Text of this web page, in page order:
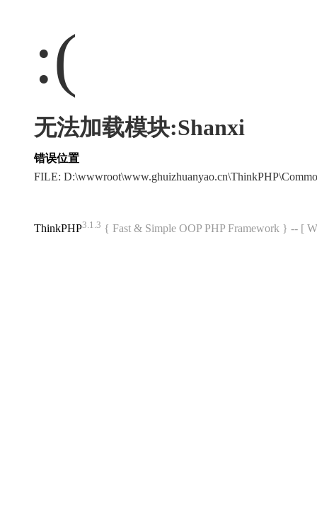
:(
无法加载模块:Shanxi
错误位置
FILE:
ThinkPHP3.1.3 { Fast & Simple OOP PHP Framework } -- [